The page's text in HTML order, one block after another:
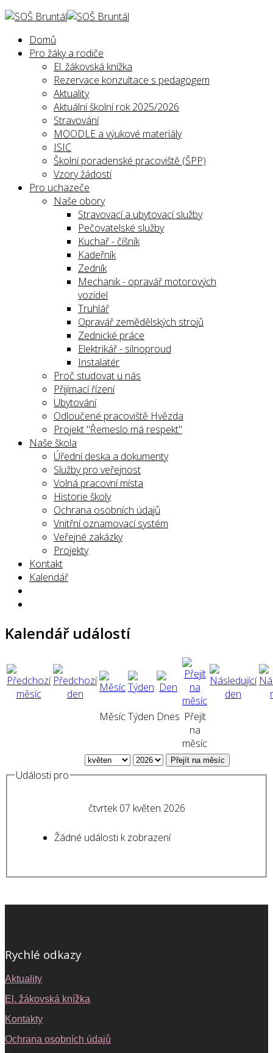
Domů
Pro žáky a rodiče
El. žákovská knížka
Rezervace konzultace s pedagogem
Aktuality
Aktuální školní rok 2025/2026
Stravování
MOODLE a výukové materiály
ISIC
Školní poradenské pracoviště (ŠPP)
Vzory žádostí
Pro uchazeče
Naše obory
Stravovací a ubytovací služby
Pečovatelské služby
Kuchař - číšník
Kadeřník
Zedník
Mechanik - opravář motorových
vozidel
Truhlář
Opravář zemědělských strojů
Zednické práce
Elektrikář - silnoproud
Instalatér
Proč studovat u nás
Přijímací řízení
Ubytování
Odloučené pracoviště Hvězda
Projekt "Řemeslo má respekt"
Naše škola
Úřední deska a dokumenty
Služby pro veřejnost
Volná pracovní místa
Historie školy
Ochrana osobních údajů
Vnitřní oznamovací systém
Veřejné zakázky
Projekty
Kontakt
Kalendář
Kalendář událostí
MěsícTýden Dnes Přejít
na
měsíc
Přejít na měsíc
Události pro
čtvrtek 07 květen 2026
Žádné události k zobrazení
Rychlé odkazy
Aktuality
El. žákovská knížka
Kontakty
Ochrana osobních údajů